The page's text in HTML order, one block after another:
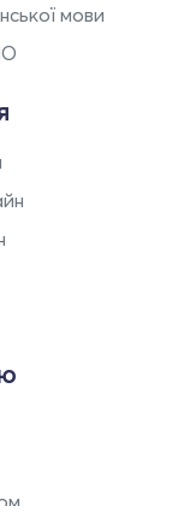
мови